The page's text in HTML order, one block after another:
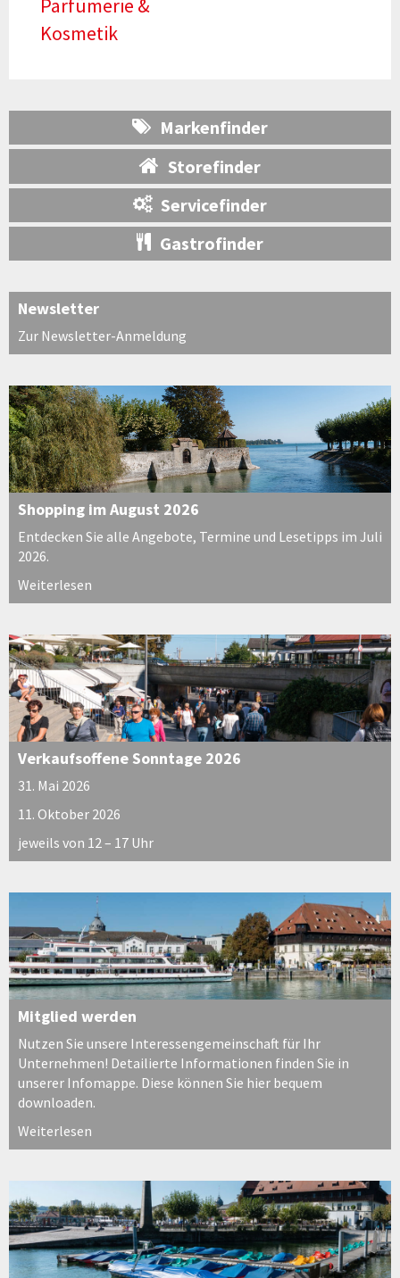
Kosmetik
Markenfinder
Storefinder
Servicefinder
Gastrofinder
Newsletter
Zur Newsletter-Anmeldung
Shopping im August 2026
Entdecken Sie alle Angebote, Termine und Lesetipps im Juli
2026.
Weiterlesen
Verkaufsoffene Sonntage 2026
31. Mai 2026
11. Oktober 2026
jeweils von 12 – 17 Uhr
Mitglied werden
Nutzen Sie unsere Interessengemeinschaft für Ihr
Unternehmen! Detailierte Informationen finden Sie in
unserer Infomappe. Diese können Sie hier bequem
downloaden.
Weiterlesen